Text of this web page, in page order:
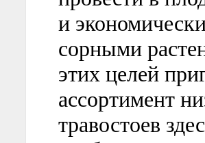
и
сорными
этих целей
ассортимент
травостоев